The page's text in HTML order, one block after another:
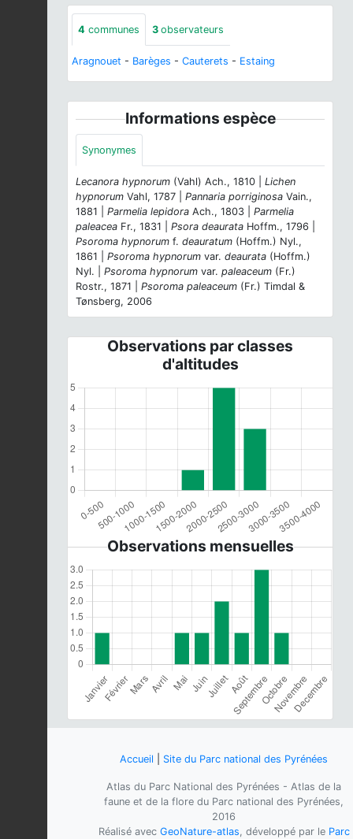
4 communes 3 observateurs
Aragnouet - Barèges - Cauterets - Estaing
Informations espèce
Synonymes
Lecanora hypnorum (Vahl) Ach., 1810 | Lichen
hypnorum Vahl, 1787 | Pannaria porriginosa Vain.,
1881 | Parmelia lepidora Ach., 1803 | Parmelia
paleacea Fr., 1831 | Psora deaurata Hoffm., 1796 |
Psoroma hypnorum f. deauratum (Hoffm.) Nyl.,
1861 | Psoroma hypnorum var. deaurata (Hoffm.)
Nyl. | Psoroma hypnorum var. paleaceum (Fr.)
Rostr., 1871 | Psoroma paleaceum (Fr.) Timdal &
Tønsberg, 2006
Observations par classes
d'altitudes
Observations mensuelles
Accueil Site du Parc national des Pyrénées
Atlas du Parc National des Pyrénées - Atlas de la
faune et de la flore du Parc national des Pyrénées,
2016
Réalisé avec GeoNature-atlas, développé par le Parc